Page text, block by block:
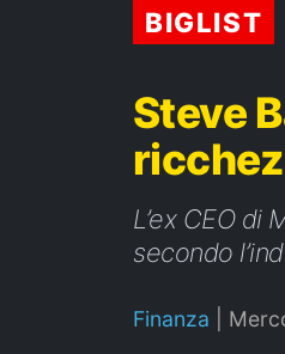
BIGLIST
Steve
L’ex CEO di
secondo
Finanza